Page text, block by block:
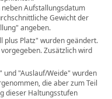
Aufstallungsdatum
Gewicht der
angeben.
plus Platz wurden geändert.
Zusätzlich wird
und Auslauf/Weide wurden
die aber zum Teil
dieser Haltungsstufen